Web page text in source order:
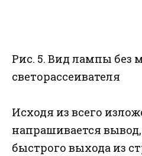
Рис. 5. Вид лампы без
светорассеивателя
Исходя из всего
напрашивается
быстрого выхода из